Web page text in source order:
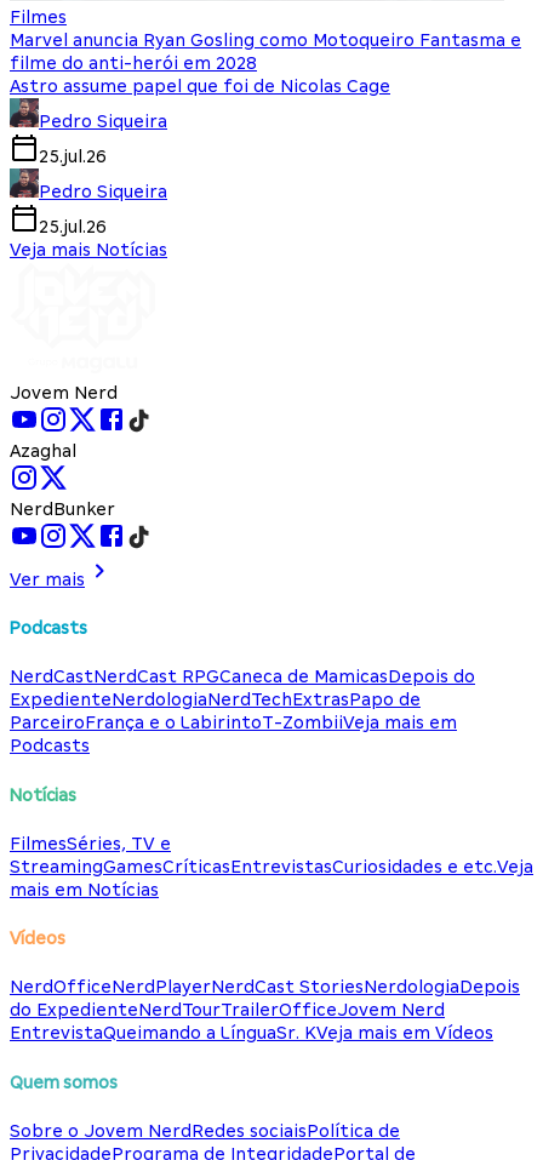
Filmes
Marvel anuncia Ryan Gosling como Motoqueiro Fantasma e
filme do anti-herói em 2028
Astro assume papel que foi de Nicolas Cage
Pedro Siqueira
25.jul.26
Pedro Siqueira
25.jul.26
Veja mais Notícias
Jovem Nerd
Azaghal
NerdBunker
Ver mais
Podcasts
NerdCastNerdCast RPGCaneca de MamicasDepois do
ExpedienteNerdologiaNerdTechExtrasPapo de
ParceiroFrança e o LabirintoT-ZombiiVeja mais em
Podcasts
Notícias
FilmesSéries, TV e
StreamingGamesCríticasEntrevistasCuriosidades e etc.Veja
mais em Notícias
Vídeos
NerdOfficeNerdPlayerNerdCast StoriesNerdologiaDepois
do ExpedienteNerdTourTrailerOfficeJovem Nerd
EntrevistaQueimando a LínguaSr. KVeja mais em Vídeos
Quem somos
Sobre o Jovem NerdRedes sociaisPolítica de
PrivacidadePrograma de IntegridadePortal de